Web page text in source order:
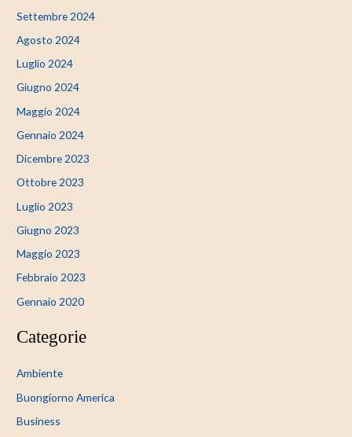
Settembre 2024
Agosto 2024
Luglio 2024
Giugno 2024
Maggio 2024
Gennaio 2024
Dicembre 2023
Ottobre 2023
Luglio 2023
Giugno 2023
Maggio 2023
Febbraio 2023
Gennaio 2020
Categorie
Ambiente
Buongiorno America
Business